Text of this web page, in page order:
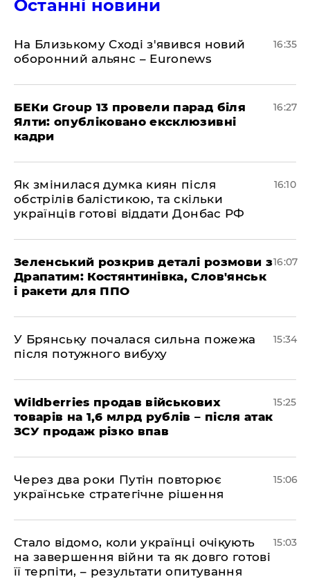
Останні новини
На Близькому Сході з'явився новий
оборонний альянс – Euronews
16:35
БЕКи Group 13 провели парад біля
Ялти: опубліковано ексклюзивні
кадри
16:27
Як змінилася думка киян після
обстрілів балістикою, та скільки
українців готові віддати Донбас РФ
16:10
Зеленський розкрив деталі розмови з
Драпатим: Костянтинівка, Слов'янськ
і ракети для ППО
16:07
У Брянську почалася сильна пожежа
після потужного вибуху
15:34
Wildberries продав військових
товарів на 1,6 млрд рублів – після атак
ЗСУ продаж різко впав
15:25
Через два роки Путін повторює
українське стратегічне рішення
15:06
Стало відомо, коли українці очікують
на завершення війни та як довго готові
її терпіти, – результати опитування
15:03